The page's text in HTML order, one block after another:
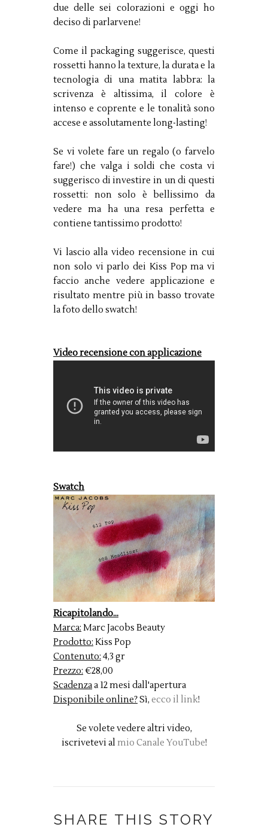
due delle sei colorazioni e oggi ho
deciso di parlarvene!
Come il packaging suggerisce, questi
rossetti hanno la texture, la durata e la
tecnologia di una matita labbra: la
scrivenza è altissima, il colore è
intenso e coprente e le tonalità sono
accese e assolutamente long-lasting!
Se vi volete fare un regalo (o farvelo
fare!) che valga i soldi che costa vi
suggerisco di investire in un di questi
rossetti: non solo è bellissimo da
vedere ma ha una resa perfetta e
contiene tantissimo prodotto!
Vi lascio alla video recensione in cui
non solo vi parlo dei Kiss Pop ma vi
faccio anche vedere applicazione e
risultato mentre più in basso trovate
la foto dello swatch!
Video recensione con applicazione
Swatch
Ricapitolando...
Marca: Marc Jacobs Beauty
Prodotto: Kiss Pop
Contenuto: 4,3 gr
Prezzo: €28,00
Scadenzaa 12 mesi dall'apertura
Disponibile online?Sì, ecco il link!
Se volete vedere altri video,
iscrivetevi al mio Canale YouTube!
SHARE THIS STORY